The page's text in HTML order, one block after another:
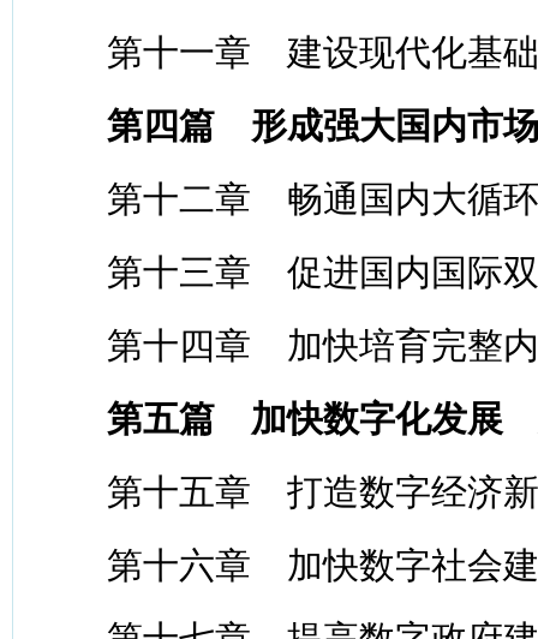
第十一章 建设现代化基础
第四篇 形成强大国内市
第十二章 畅通国内大循环
第十三章 促进国内国际双
第十四章 加快培育完整内
第五篇 加快数字化发展
第十五章 打造数字经济新
第十六章 加快数字社会建